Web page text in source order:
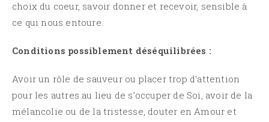
choix du coeur, savoir donner et recevoir, sensible à
ce qui nous entoure.
Conditions possiblement déséquilibrées :
Avoir un rôle de sauveur ou placer trop d’attention
pour les autres au lieu de s’occuper de Soi, avoir de la
mélancolie ou de la tristesse, douter en Amour et